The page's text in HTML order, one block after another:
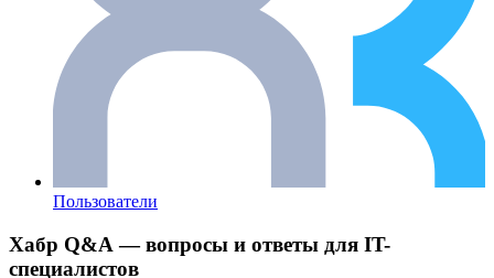
Пользователи
Хабр Q&A — вопросы и ответы для IT-
специалистов